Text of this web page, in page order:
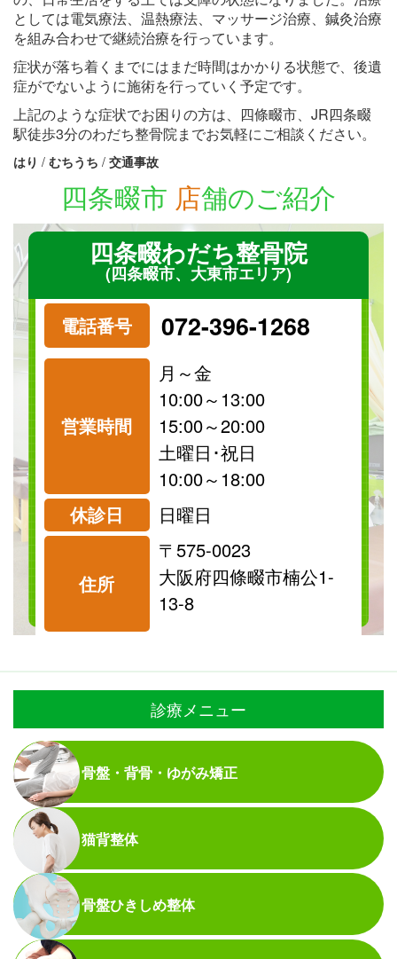
としては電気療法、温熱療法、マッサージ治療、鍼灸治療
を組み合わせで継続治療を行っています。
症状が落ち着くまでにはまだ時間はかかりる状態で、後遺
症がでないように施術を行っていく予定です。
上記のような症状でお困りの方は、四條畷市、JR四条畷
駅徒歩3分のわだち整骨院までお気軽にご相談ください。
はり / むちうち / 交通事故
四条畷市 店舗のご紹介
四条畷わだち整骨院
(四条畷市、大東市エリア)
電話番号 072-396-1268
営業時間
月～金
10:00～13:00
15:00～20:00
土曜日･祝日
10:00～18:00
休診日
日曜日
住所
〒575-0023
大阪府四條畷市楠公1-
13-8
祝日
診療可
保険
診療可
料金表を見る
診療メニュー
骨盤・背骨・ゆがみ矯正
猫背整体
骨盤ひきしめ整体